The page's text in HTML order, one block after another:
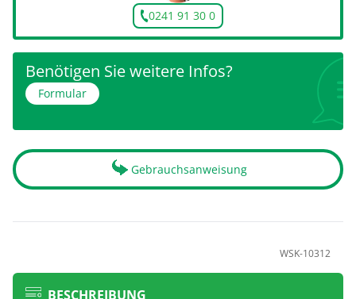
0241 91 30 0
Benötigen Sie weitere Infos?
Formular
Gebrauchsanweisung
WSK-10312
BESCHREIBUNG